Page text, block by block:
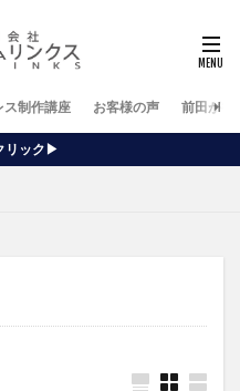
ス制作講座 お客様の声 前田が行